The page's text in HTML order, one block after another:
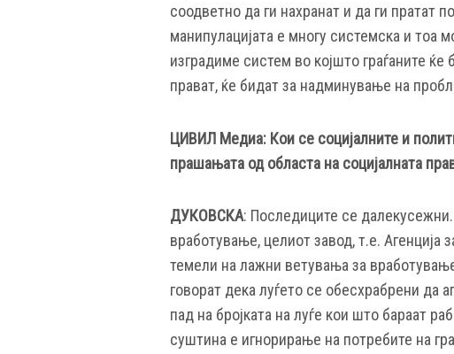
соодветно да ги нахранат и да ги пратат
манипулацијата е многу системска и тоа
изградиме систем во којшто граѓаните
прават, ќе бидат за надминување на
ЦИВИЛ Медиа: Кои се социјалните и
прашањата од областа на социјалната
ДУКОВСКА: Последиците се
вработување, целиот завод, т.е.
темели на лажни ветувања за
говорат дека луѓето се обесхрабрени
пад на бројката на луѓе кои што бараат
суштина е игнорирање на потребите на